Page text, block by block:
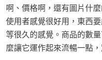
啊、價格啊，還有圖片什
使用者感覺很好用，東西
等很久的感覺。商品的數
麼讓它運作起來流暢一點